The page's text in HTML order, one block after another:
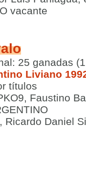
vacante
25 ganadas
Liviano
títulos
Faustino
Ricardo Daniel